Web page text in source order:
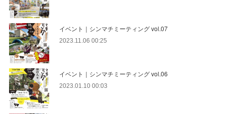
イベント｜シンマチミーティング vol.07
2023.11.06 00:25
イベント｜シンマチミーティング vol.06
2023.01.10 00:03